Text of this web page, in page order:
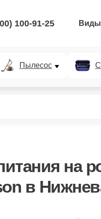
100-91-25 Виды
Пылесос
на
в